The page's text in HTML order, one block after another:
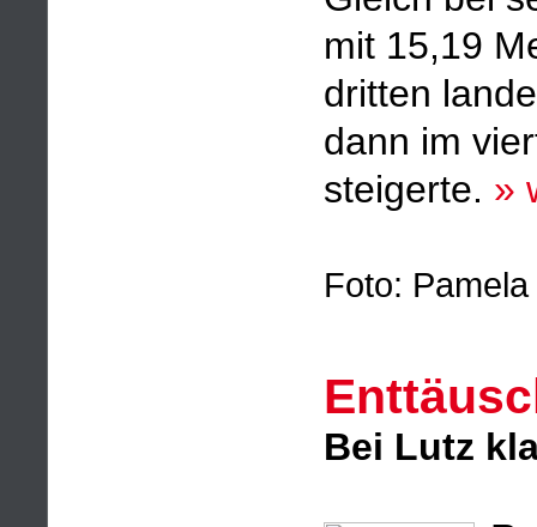
mit 15,19
dritten
dann im
steigerte. »
Foto:
Bei Lutz